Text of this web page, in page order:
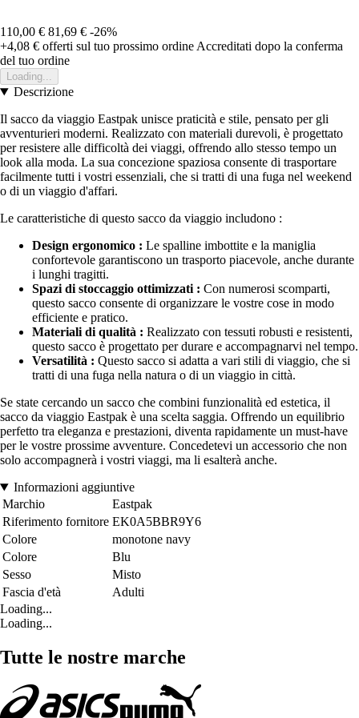
110,00 € 81,69 € -26%
+4,08 € offerti sul tuo prossimo ordine Accreditati dopo la conferma
del tuo ordine
Loading...
Descrizione
Il sacco da viaggio Eastpak unisce praticità e stile, pensato per gli
avventurieri moderni. Realizzato con materiali durevoli, è progettato
per resistere alle difficoltà dei viaggi, offrendo allo stesso tempo un
look alla moda. La sua concezione spaziosa consente di trasportare
facilmente tutti i vostri essenziali, che si tratti di una fuga nel weekend
o di un viaggio d'affari.
Le caratteristiche di questo sacco da viaggio includono :
Design ergonomico : Le spalline imbottite e la maniglia
confortevole garantiscono un trasporto piacevole, anche durante
i lunghi tragitti.
Spazi di stoccaggio ottimizzati : Con numerosi scomparti,
questo sacco consente di organizzare le vostre cose in modo
efficiente e pratico.
Materiali di qualità : Realizzato con tessuti robusti e resistenti,
questo sacco è progettato per durare e accompagnarvi nel tempo.
Versatilità : Questo sacco si adatta a vari stili di viaggio, che si
tratti di una fuga nella natura o di un viaggio in città.
Se state cercando un sacco che combini funzionalità ed estetica, il
sacco da viaggio Eastpak è una scelta saggia. Offrendo un equilibrio
perfetto tra eleganza e prestazioni, diventa rapidamente un must-have
per le vostre prossime avventure. Concedetevi un accessorio che non
solo accompagnerà i vostri viaggi, ma li esalterà anche.
Informazioni aggiuntive
Marchio
Eastpak
Riferimento fornitore EK0A5BBR9Y6
Colore
monotone navy
Colore
Blu
Sesso
Misto
Fascia d'età
Adulti
Loading...
Loading...
Tutte le nostre marche